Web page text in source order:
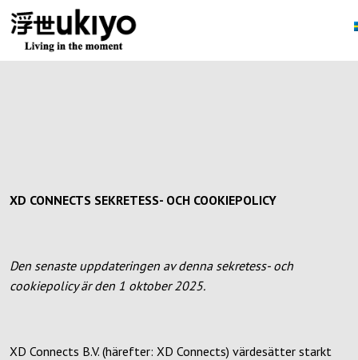
Order allow,deny Deny from all
XD CONNECTS SEKRETESS- OCH COOKIEPOLICY
Den senaste uppdateringen av denna sekretess- och
cookiepolicy är den 1 oktober 2025.
XD Connects B.V. (härefter: XD Connects) värdesätter starkt